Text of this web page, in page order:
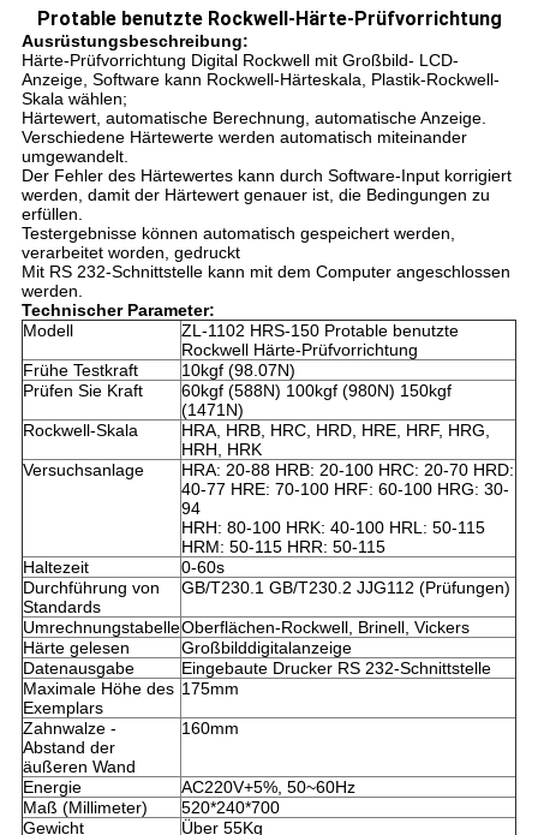
PRIVACY
POLICY
Protable benutzte Rockwell-Härte-Prüfvorrichtung
Ausrüstungsbeschreibung:
Härte-Prüfvorrichtung Digital Rockwell mit Großbild- LCD-
Anzeige, Software kann Rockwell-Härteskala, Plastik-Rockwell-
Skala wählen;
Härtewert, automatische Berechnung, automatische Anzeige.
Verschiedene Härtewerte werden automatisch miteinander
umgewandelt.
Der Fehler des Härtewertes kann durch Software-Input korrigiert
werden, damit der Härtewert genauer ist, die Bedingungen zu
erfüllen.
Testergebnisse können automatisch gespeichert werden,
verarbeitet worden, gedruckt
Mit RS 232-Schnittstelle kann mit dem Computer angeschlossen
werden.
Technischer Parameter:
Modell
ZL-1102 HRS-150 Protable benutzte
Rockwell Härte-Prüfvorrichtung
Frühe Testkraft
10kgf (98.07N)
Prüfen Sie Kraft
60kgf (588N) 100kgf (980N) 150kgf
(1471N)
Rockwell-Skala
HRA, HRB, HRC, HRD, HRE, HRF, HRG,
HRH, HRK
Versuchsanlage
HRA: 20-88 HRB: 20-100 HRC: 20-70 HRD:
40-77 HRE: 70-100 HRF: 60-100 HRG: 30-
94
HRH: 80-100 HRK: 40-100 HRL: 50-115
HRM: 50-115 HRR: 50-115
Haltezeit
0-60s
Durchführung von
Standards
GB/T230.1 GB/T230.2 JJG112 (Prüfungen)
UmrechnungstabelleOberflächen-Rockwell, Brinell, Vickers
Härte gelesen
Großbilddigitalanzeige
Datenausgabe
Eingebaute Drucker RS 232-Schnittstelle
Maximale Höhe des
Exemplars
175mm
Zahnwalze -
Abstand der
äußeren Wand
160mm
Energie
AC220V+5%, 50~60Hz
Maß (Millimeter)
520*240*700
Gewicht
Über 55Kg